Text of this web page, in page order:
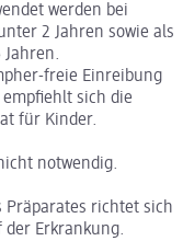
werden bei
2 Jahren sowie als
freie Einreibung
sich die
für Kinder.
notwendig.
Präparates richtet sich
der Erkrankung.